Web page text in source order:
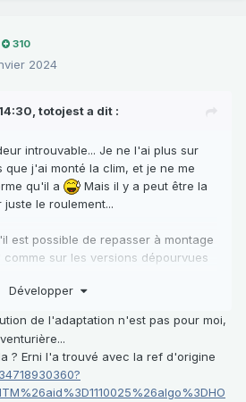
310
2024
totojesta dit :
introuvable... Je ne l'ai plus sur
que j'ai monté la clim, et je ne me
qu'il a
Mais il y a peut être la
le roulement...
est possible de repasser à montage
sur les versions dépourvues
des petites adaptations par ci par
dans les pattes de fixation du
la mise en place d'un tendeur
l'alternateur)
Développer
de l'adaptation n'est pas pour moi,
? Erni l'a trouvé avec la ref d'origine